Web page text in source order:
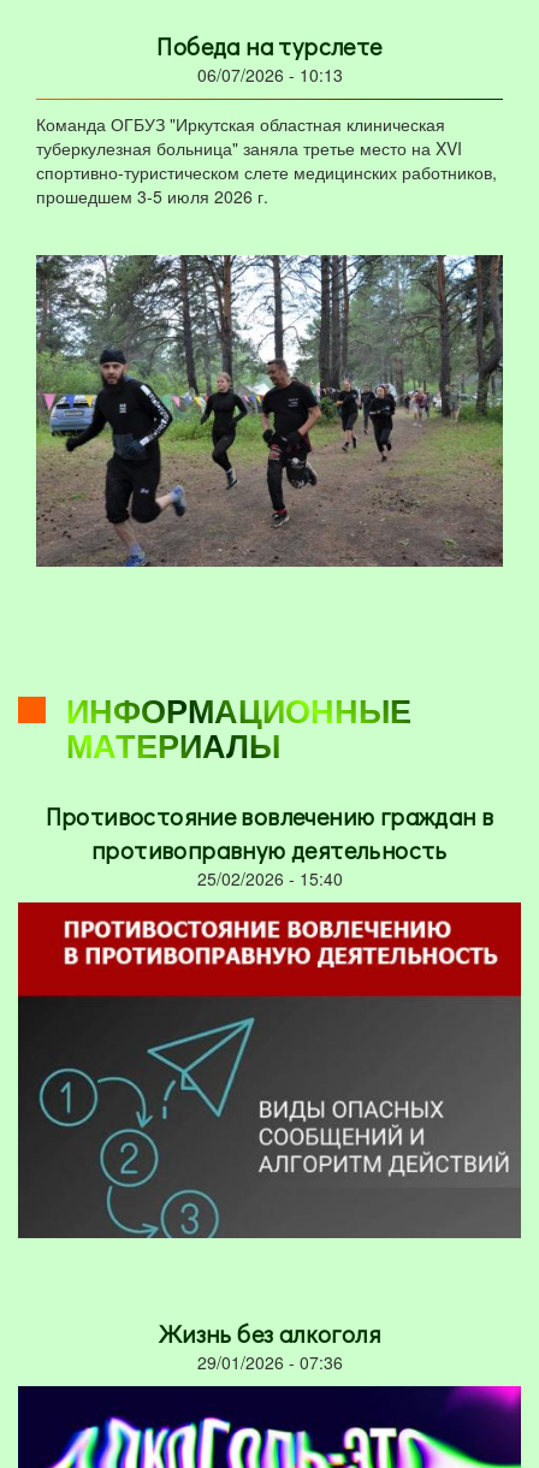
Победа на турслете
06/07/2026 - 10:13
Команда ОГБУЗ "Иркутская областная клиническая
туберкулезная больница" заняла третье место на XVI
спортивно-туристическом слете медицинских работников,
прошедшем 3-5 июля 2026 г.
ИНФОРМАЦИОННЫЕ
МАТЕРИАЛЫ
Противостояние вовлечению граждан в
противоправную деятельность
25/02/2026 - 15:40
Жизнь без алкоголя
29/01/2026 - 07:36